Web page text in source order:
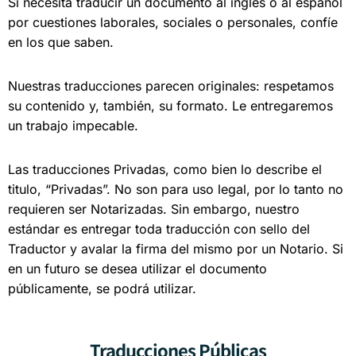
por cuestiones laborales, sociales o personales, confíe
en los que saben.
Nuestras traducciones parecen originales: respetamos
su contenido y, también, su formato. Le entregaremos
un trabajo impecable.
Las traducciones Privadas, como bien lo describe el
titulo, “Privadas”. No son para uso legal, por lo tanto no
requieren ser Notarizadas. Sin embargo, nuestro
estándar es entregar toda traducción con sello del
Traductor y avalar la firma del mismo por un Notario. Si
en un futuro se desea utilizar el documento
públicamente, se podrá utilizar.
Traducciones Públicas